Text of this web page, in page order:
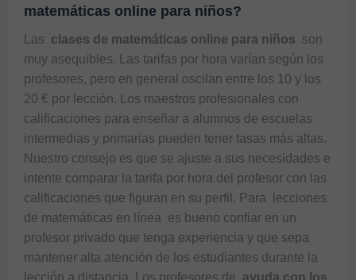
matemáticas online para niños?
Las clases de matemáticas online para niños son
muy asequibles. Las tarifas por hora varían según los
profesores, pero en general oscilan entre los 10 y los
20 € por lección. Los maestros profesionales con
calificaciones para enseñar a alumnos de escuelas
intermedias y primarias pueden tener tasas más altas.
Nuestro consejo es que se ajuste a sus necesidades e
intente comparar la tarifa por hora del profesor con las
calificaciones que figuran en su perfil. Para
lecciones
de matemáticas en línea es bueno confiar en un
profesor privado que tenga experiencia y que sepa
mantener alta atención de los estudiantes durante la
lección a distancia. Los profesores de ayuda con los